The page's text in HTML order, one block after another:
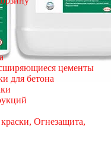
цементы
для бетона
Огнезащита,